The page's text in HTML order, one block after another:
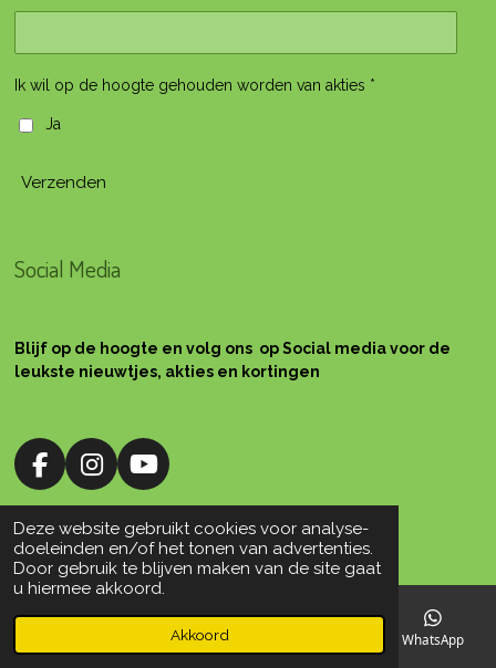
Deze website gebruikt cookies voor analyse-
doeleinden en/of het tonen van advertenties.
Door gebruik te blijven maken van de site gaat
u hiermee akkoord.
Akkoord
Ik wil op de hoogte gehouden worden van akties *
Ja
Verzenden
Social Media
Blijf op de hoogte en volg ons op Social media voor de
leukste nieuwtjes, akties en kortingen
F
c
e
b
o
o
I
s
t
a
g
r
Y
u
T
u
b
e
© 2010 Silsplace Workshops
Telefoonnummer WhatsApp